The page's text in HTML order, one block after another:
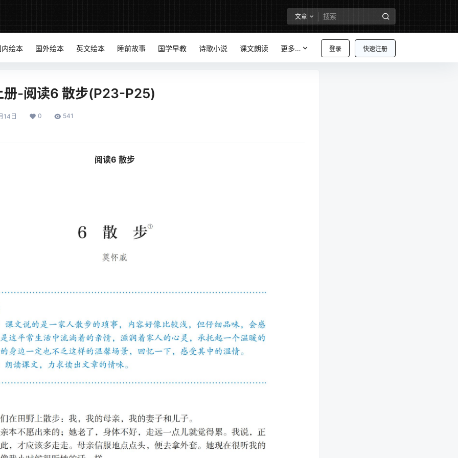
文章
登录 快速注册
内绘本 国外绘本 英文绘本 睡前故事 国学早教 诗歌小说 课文朗读 更多…
册-阅读6 散步(P23-P25)
14日 0 541
阅读6 散步